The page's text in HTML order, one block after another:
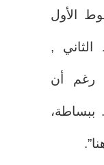
الأول
,
رغم أن
ببساطة،